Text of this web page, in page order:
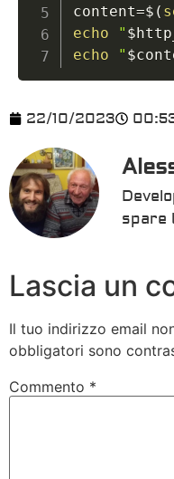
content=$(
echo
"
echo
"
22/10/2023
spare
Lascia un
Il tuo indirizzo email
obbligatori sono
Commento *